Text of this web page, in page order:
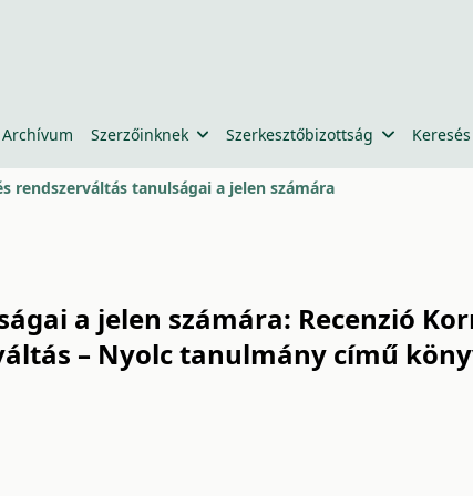
Archívum Szerzőinknek Szerkesztőbizottság Keresés
rendszerváltás tanulságai a jelen számára
a jelen számára: Recenzió
– Nyolc tanulmány című